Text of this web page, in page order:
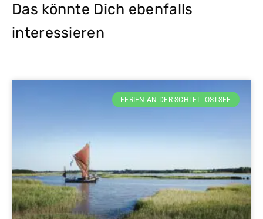
Das könnte Dich ebenfalls
interessieren
FERIEN AN DER SCHLEI - OSTSEE